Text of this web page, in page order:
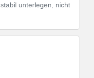
unterlegen, nicht